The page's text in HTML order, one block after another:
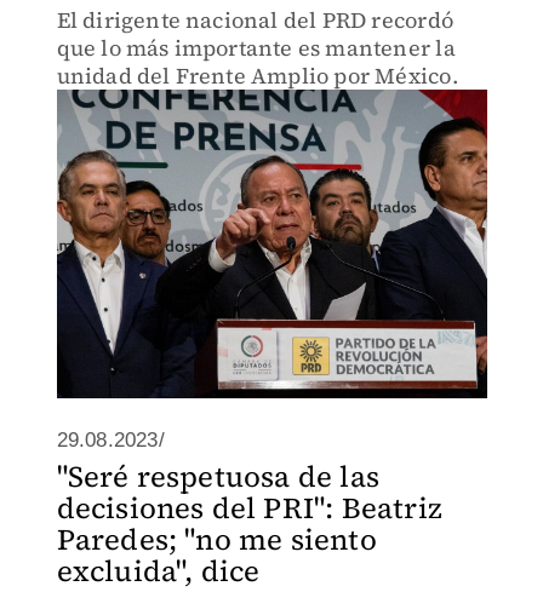
El dirigente nacional del PRD recordó
que lo más importante es mantener la
unidad del Frente Amplio por México.
29.08.2023/
"Seré respetuosa de las
decisiones del PRI": Beatriz
Paredes; "no me siento
excluida", dice